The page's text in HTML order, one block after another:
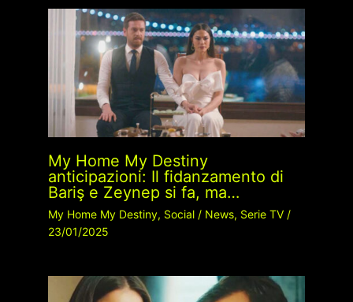
My Home My Destiny
anticipazioni: Il fidanzamento di
Bariş e Zeynep si fa, ma…
My Home My Destiny, Social/ News, Serie TV/
23/01/2025